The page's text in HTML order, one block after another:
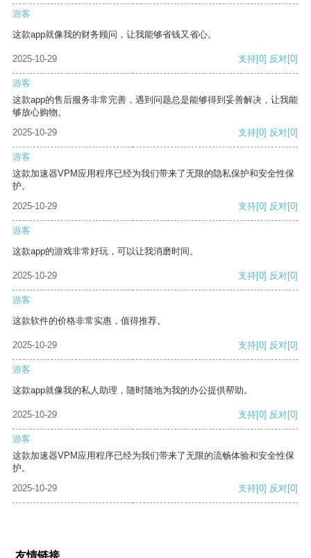
游客
这款app就像我的财务顾问，让我能够省钱又省心。
2025-10-29 支持[0] 反对[0]
游客
这款app的售后服务非常完善，遇到问题总是能够得到妥善解决，让我能
够放心购物。
2025-10-29
支持[0] 反对[0]
游客
这款加速器VPM应用程序已经为我们带来了无限的隐私保护和安全性保
护。
2025-10-29
支持[0] 反对[0]
游客
这款app的游戏非常好玩，可以让我消磨时间。
2025-10-29 支持[0] 反对[0]
游客
这款软件的价格非常实惠，值得推荐。
2025-10-29 支持[0] 反对[0]
游客
这款app就像我的私人助理，随时随地为我的办公提供帮助。
2025-10-29 支持[0] 反对[0]
游客
这款加速器VPM应用程序已经为我们带来了无限的流畅体验和安全性保
护。
2025-10-29
支持[0] 反对[0]